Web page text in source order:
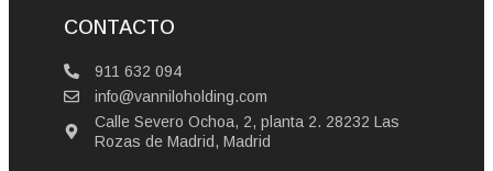
CONTACTO
911 632 094
info@vanniloholding.com
Calle Severo Ochoa, 2, planta 2. 28232 Las
Rozas de Madrid, Madrid